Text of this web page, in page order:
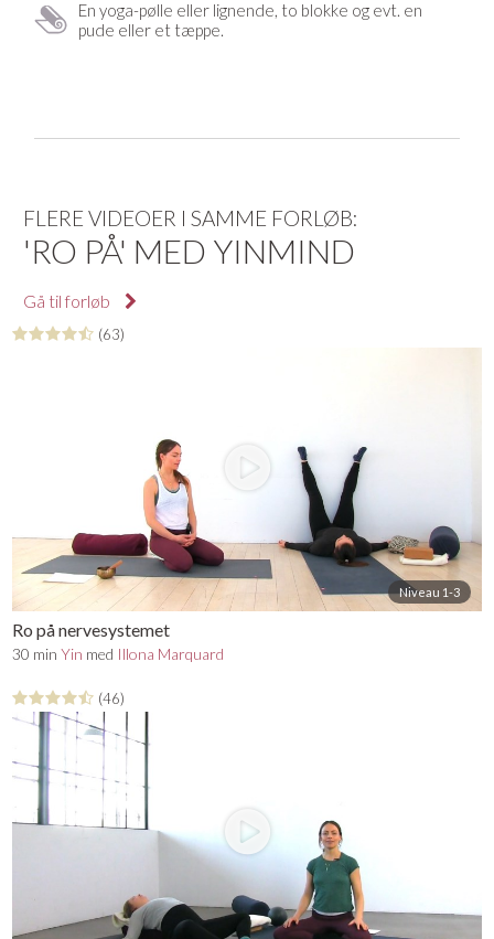
En yoga-pølle eller lignende, to blokke og evt. en
pude eller et tæppe.
FLERE VIDEOER I SAMME FORLØB:
'RO PÅ' MED YINMIND
Gå til forløb
(63)
Niveau 1-3
Ro på nervesystemet
30 minYin med Illona Marquard
(46)